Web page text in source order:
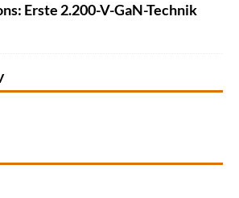
Erste 2.200-V-GaN-Technik